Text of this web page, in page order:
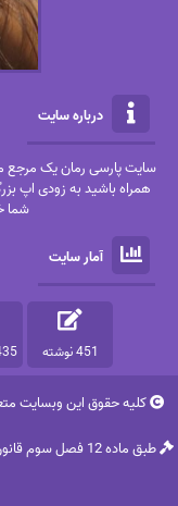
درباره سایت
سایت پارسی رمان یک مرجع
همراه باشید به زودی اپ
شما
آمار سایت
451 نوشته 1435
کلیه حقوق این وبسایت
طبق ماده 12 فصل